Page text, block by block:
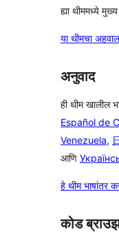
ह्या थीममध्ये
या थीमचा
अनुवाद
ही थीम खालील
Español de
Venezuela,
आणि
हे थीम भाषांतर
कोड